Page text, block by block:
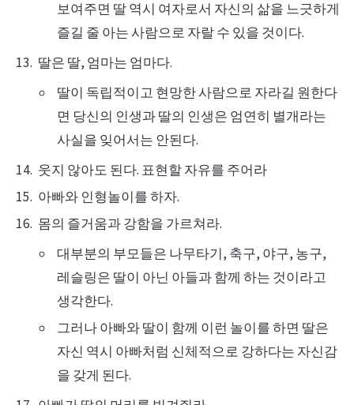
보여주면 딸 역시 여자로서 자신의 삶을 느긋하게
즐길 줄 아는 사람으로 자랄 수 있을 것이다.
딸은 딸, 엄마는 엄마다.
딸이 독립적이고 현망한 사람으로 자라길 원한다
면 당신의 인생과 딸의 인생은 엄연히 별개라는
사실을 잊어서는 안된다.
웃지 않아도 된다. 표현할 자유를 주어라
아빠와 인형놀이를 하자.
몸의 즐거움과 강함을 가르쳐라.
대부분의 부모들은 나무타기, 축구, 야구, 농구,
레슬링은 딸이 아닌 아들과 함께 하는 것이라고
생각한다.
그러나 아빠와 딸이 함께 이런 놀이를 하면 딸은
자신 역시 아빠처럼 신체적으로 강하다는 자신감
을 갖게 된다.